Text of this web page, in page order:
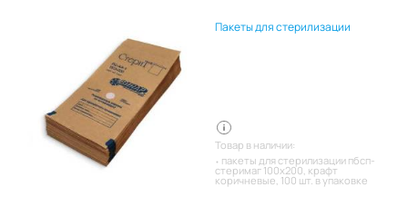
Пакеты для стерилизации
Товар в наличии:
пакеты для стерилизации пбсп-
стеримаг 100х200, крафт
коричневые, 100 шт. в упаковке